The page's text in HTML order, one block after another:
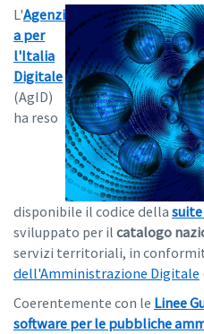
L'Agenzi
a per
l'Italia
Digitale
(AgID)
ha reso
disponibile il codice della suite
sviluppato per il catalogo
servizi territoriali, in
dell'Amministrazione Digitale
Coerentemente con le Linee
software per le pubbliche